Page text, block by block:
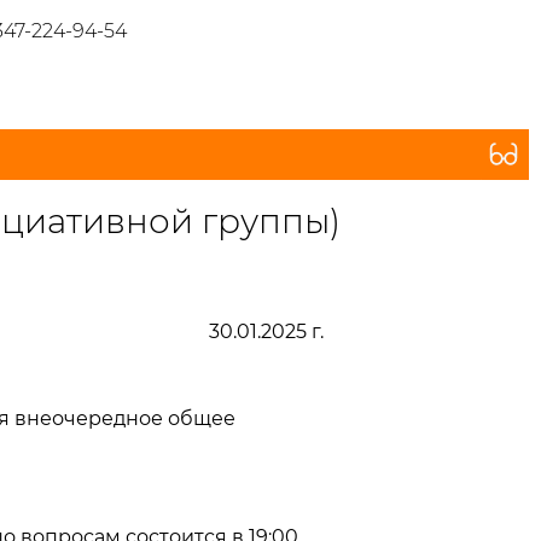
224-94-54
группы)
30.01.2025 г.
внеочередное общее